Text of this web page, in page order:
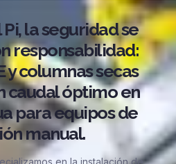
Pi, la seguridad se
responsabilidad:
y columnas secas
caudal óptimo en
para equipos de
manual.
en la instalación de